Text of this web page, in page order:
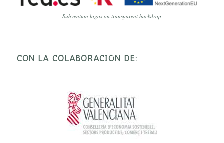
Subvention logos on transparent backdrop
CON LA COLABORACIÓN DE: